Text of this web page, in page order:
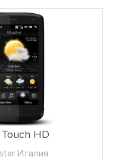
HD
Италия